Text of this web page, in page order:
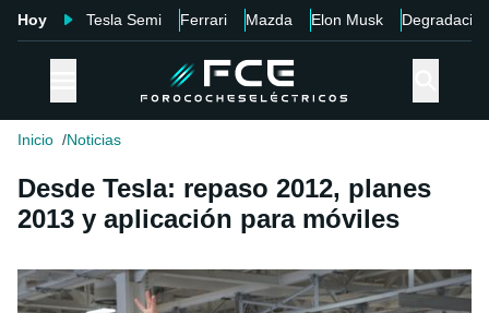
Hoy Tesla Semi Ferrari Mazda Elon Musk Degradación
Inicio Noticias
Desde Tesla: repaso 2012, planes
2013 y aplicación para móviles